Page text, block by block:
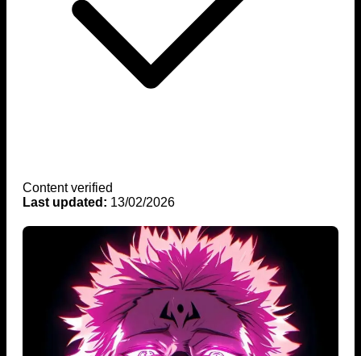
Content verified
Last updated: 13/02/2026